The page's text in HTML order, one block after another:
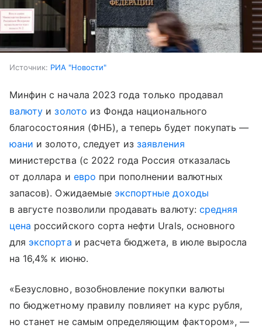
Источник: РИА "Новости"
​Минфин с начала 2023 года только продавал
валюту изолото из Фонда национального
благосостояния (ФНБ), а теперь будет покупать —
юани и золото, следует иззаявления
министерства (с 2022 года Россия отказалась
от доллара и евро при пополнении валютных
запасов). Ожидаемые экспортные доходы
в августе позволили продавать валюту: средняя
цена российского сорта нефти Urals, основного
для экспорта и расчета бюджета, в июле выросла
на 16,4% к июню.
«Безусловно, возобновление покупки валюты
по бюджетному правилу повлияет на курс рубля,
но станет не самым определяющим фактором», —